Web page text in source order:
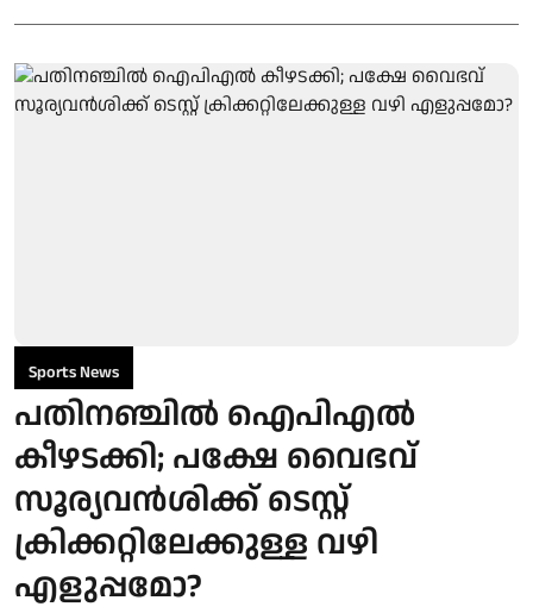
Sports News
പതിനഞ്ചില്‍ ഐപിഎല്‍
കീഴടക്കി; പക്ഷേ വൈഭവ്
സൂര്യവൻശിക്ക് ടെസ്റ്റ്
ക്രിക്കറ്റിലേക്കുള്ള വഴി
എളുപ്പമോ?